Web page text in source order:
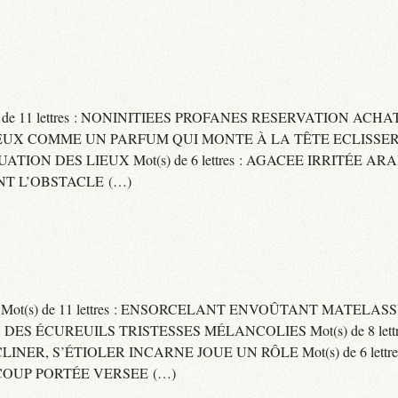
11 lettres : NONINITIEES PROFANES RESERVATION
COMME UN PARFUM QUI MONTE À LA TÊTE
DES LIEUX Mot(s) de 6 lettres : AGACEE IRRITÉE
L’OBSTACLE (…)
de 11 lettres : ENSORCELANT ENVOÛTANT
ÉCUREUILS TRISTESSES MÉLANCOLIES Mot(s) de 8
S’ÉTIOLER INCARNE JOUE UN RÔLE Mot(s) de 6
PORTÉE VERSEE (…)